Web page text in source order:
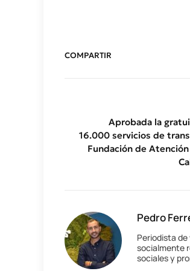
COMPARTIR
Aprobada la
16.000 servicios de
Fundación de
Pedro
Periodista
socialmente
sociales y